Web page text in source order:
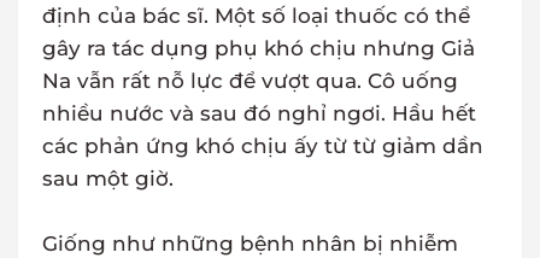
định của bác sĩ. Một số loại thuốc có thể
gây ra tác dụng phụ khó chịu nhưng Giả
Na vẫn rất nỗ lực để vượt qua. Cô uống
nhiều nước và sau đó nghỉ ngơi. Hầu hết
các phản ứng khó chịu ấy từ từ giảm dần
sau một giờ.
Giống như những bệnh nhân bị nhiễm